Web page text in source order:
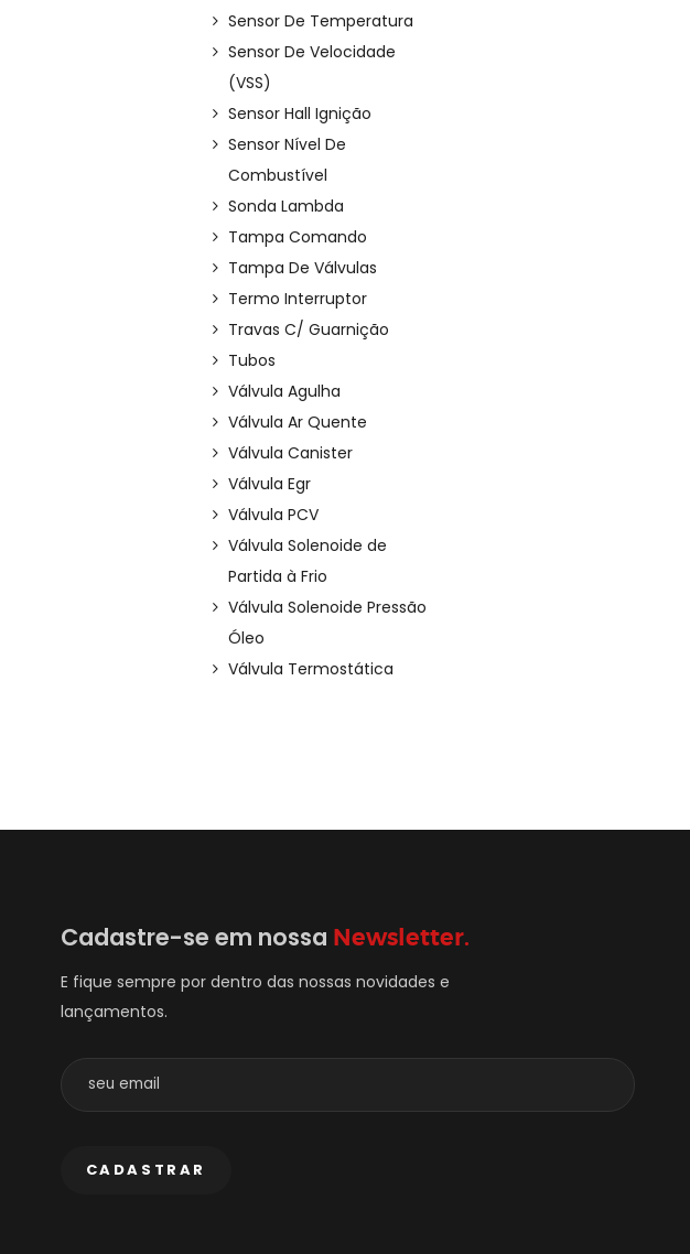
Sensor De Temperatura
Sensor De Velocidade
(VSS)
Sensor Hall Ignição
Sensor Nível De
Combustível
Sonda Lambda
Tampa Comando
Tampa De Válvulas
Termo Interruptor
Travas C/ Guarnição
Tubos
Válvula Agulha
Válvula Ar Quente
Válvula Canister
Válvula Egr
Válvula PCV
Válvula Solenoide de
Partida à Frio
Válvula Solenoide Pressão
Óleo
Válvula Termostática
Cadastre-se em nossa Newsletter.
E fique sempre por dentro das nossas novidades e
lançamentos.